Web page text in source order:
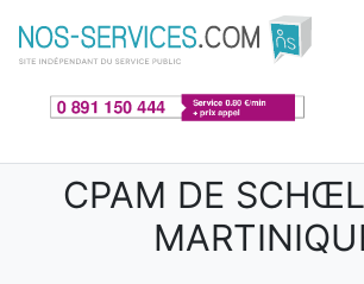
Aller au contenu principal
CPAM DE